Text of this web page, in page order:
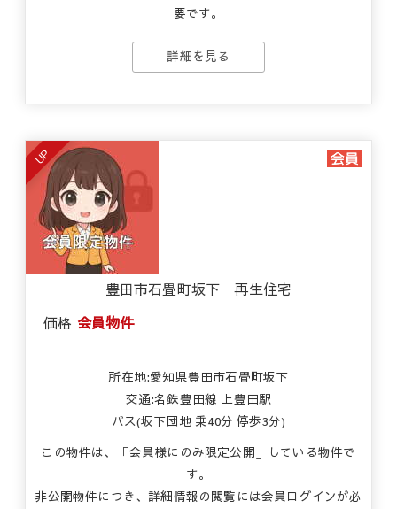
要です。
詳細を見る
UP
豊田市石畳町坂下 再生住宅
価格 会員物件
所在地:愛知県豊田市石畳町坂下
交通:名鉄豊田線 上豊田駅
バス(坂下団地 乗40分 停歩3分)
この物件は、「会員様にのみ限定公開」している物件で
す。
非公開物件につき、詳細情報の閲覧には会員ログインが必